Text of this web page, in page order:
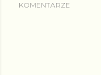
KOMENTARZE